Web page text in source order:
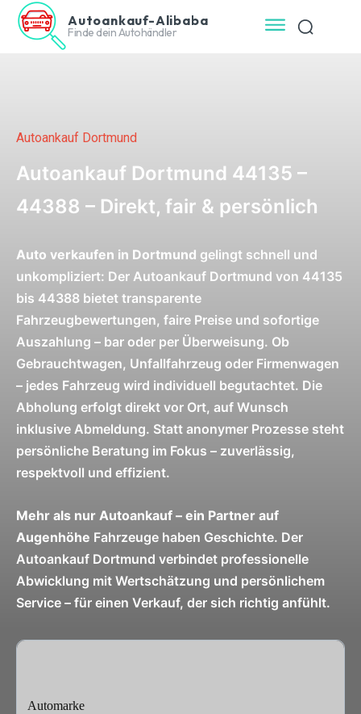
Autoankauf-Alibaba
Finde dein Autohändler
Autoankauf Dortmund
Autoankauf Dortmund 44135 –
44388 – Direkt, fair & persönlich
Auto verkaufen in Dortmund gelingt schnell und
unkompliziert: Der Autoankauf Dortmund von 44135
bis 44388 bietet transparente
Fahrzeugbewertungen, faire Preise und sofortige
Auszahlung – bar oder per Überweisung. Ob
Gebrauchtwagen, Unfallfahrzeug oder Firmenwagen
– jedes Fahrzeug wird individuell begutachtet. Die
Abholung erfolgt direkt vor Ort, auf Wunsch
inklusive Abmeldung. Statt anonymer Prozesse steht
persönliche Beratung im Fokus – zuverlässig,
respektvoll und effizient.
Mehr als nur Autoankauf – ein Partner auf
Augenhöhe Fahrzeuge haben Geschichte. Der
Autoankauf Dortmund verbindet professionelle
Abwicklung mit Wertschätzung und persönlichem
Service – für einen Verkauf, der sich richtig anfühlt.
Automarke